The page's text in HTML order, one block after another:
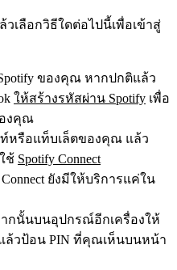
เลือกวิธีใดต่อไปนี้เพื่อเข้าสู่
ของคุณ หากปกติแล้ว
ให้สร้างรหัสผ่าน Spotify เพื่อ
องคุณ
ท์หรือแท็บเล็ตของคุณ แล้ว
ช้ Spotify Connect
Connect ยังมีให้บริการแค่ใน
ากนั้นบนอุปกรณ์อีกเครื่องให้
ล้วป้อน PIN ที่คุณเห็นบนหน้า